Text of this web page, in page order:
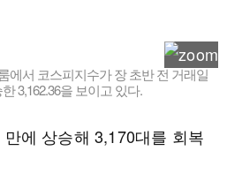
에서 코스피지수가 장 초반 전 거래일
3,162.36을 보이고 있다.
에 상승해 3,170대를 회복